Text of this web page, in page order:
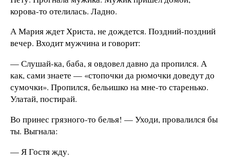
корова-то отелилась. Ладно.
А Мария ждет Христа, не дождется. Поздний-поздний
вечер. Входит мужчина и говорит:
— Слушай-ка, баба, я овдовел давно да пропился. А
как, сами знаете — «стопочки да рюмочки доведут до
сумочки». Пропился, бельишко на мне-то старенько.
Улатай, постирай.
Во принес грязного-то белья! — Уходи, провалился бы
ты. Выгнала:
— Я Гостя жду.